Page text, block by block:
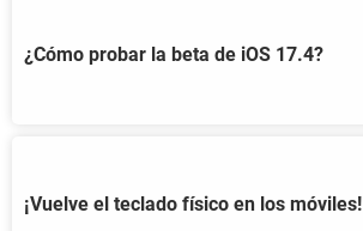
¿Cómo probar la beta de iOS 17.4?
¡Vuelve el teclado físico en los móviles!